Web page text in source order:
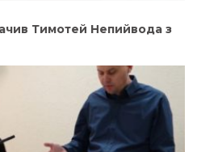
Тимотей Непийвода з